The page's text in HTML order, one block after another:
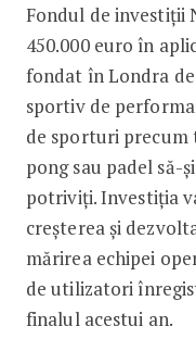
Fondul de
Fondul de investiții
450.000 euro în
fondat în Londra
sportiv de
de sporturi precum
pong sau padel să-
potriviți. Investiţia
creșterea și
mărirea echipei
de utilizatori
finalul acestui an.